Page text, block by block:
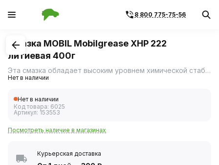
8 800 775-75-56
1/1
Смазка MOBIL Mobilgrease ХHP 222
литиевая 400г
Эта смазка обладает высоким уровнем химической стабильности и обеспечивает надежную защиту от коррозии.Она рекомендована для индустриального и автомобильного применения в антифрикционных подшипниках, компонентах шасси, крестовинах карданов, шаровых соединениях и подшипниках ступиц автомобилей с дисковыми тормозами.
Нет в наличии
Нет в наличии
Код товара: 6025
Артикул: 153553
Посмотреть наличие в магазинах
Курьерская доставка